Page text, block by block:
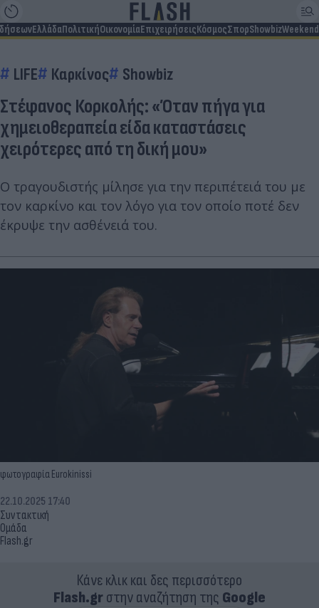
ΕλλάδαΠολιτικήΟικονομίαΕπιχειρήσειςΚόσμοςΣπορShowbizWeekend
LIFE Καρκίνος Showbiz
Στέφανος Κορκολής: «Όταν πήγα για
χημειοθεραπεία είδα καταστάσεις
χειρότερες από τη δική μου»
Ο τραγουδιστής μίλησε για την περιπέτειά του με
τον καρκίνο και τον λόγο για τον οποίο ποτέ δεν
έκρυψε την ασθένειά του.
φωτογραφία Eurokinissi
Συντακτική
Ομάδα
Flash.gr
22.10.2025 17:40
Κάνε κλικ και δες περισσότερο
Flash.grστην αναζήτηση της Google